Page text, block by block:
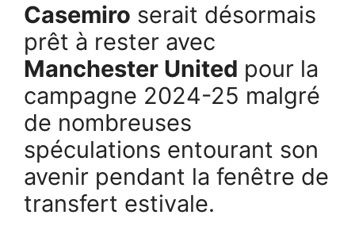
Casemiro serait désormais
prêt à rester avec
Manchester United pour la
campagne 2024-25 malgré
de nombreuses
spéculations entourant son
avenir pendant la fenêtre de
transfert estivale.